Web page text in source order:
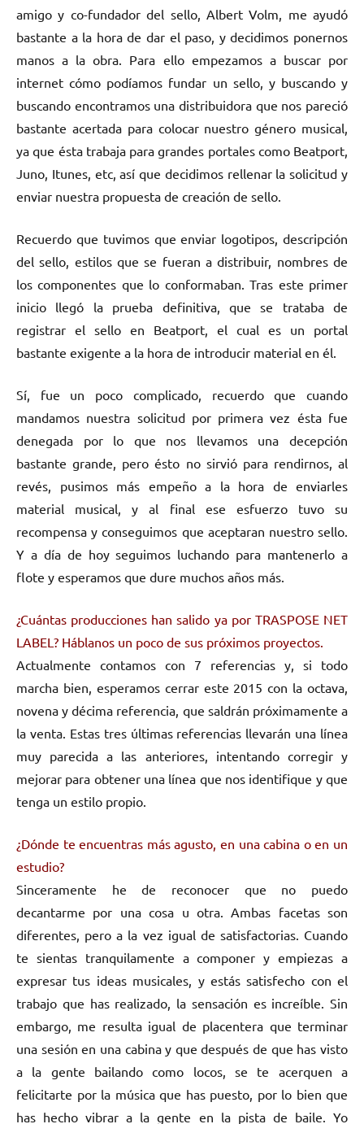
amigo y co-fundador del sello, Albert Volm, me ayudó
bastante a la hora de dar el paso, y decidimos ponernos
manos a la obra. Para ello empezamos a buscar por
internet cómo podíamos fundar un sello, y buscando y
buscando encontramos una distribuidora que nos pareció
bastante acertada para colocar nuestro género musical,
ya que ésta trabaja para grandes portales como Beatport,
Juno, Itunes, etc, así que decidimos rellenar la solicitud y
enviar nuestra propuesta de creación de sello.
Recuerdo que tuvimos que enviar logotipos, descripción
del sello, estilos que se fueran a distribuir, nombres de
los componentes que lo conformaban. Tras este primer
inicio llegó la prueba definitiva, que se trataba de
registrar el sello en Beatport, el cual es un portal
bastante exigente a la hora de introducir material en él.
Sí, fue un poco complicado, recuerdo que cuando
mandamos nuestra solicitud por primera vez ésta fue
denegada por lo que nos llevamos una decepción
bastante grande, pero ésto no sirvió para rendirnos, al
revés, pusimos más empeño a la hora de enviarles
material musical, y al final ese esfuerzo tuvo su
recompensa y conseguimos que aceptaran nuestro sello.
Y a día de hoy seguimos luchando para mantenerlo a
flote y esperamos que dure muchos años más.
¿Cuántas producciones han salido ya por TRASPOSE NET
LABEL? Háblanos un poco de sus próximos proyectos.
Actualmente contamos con 7 referencias y, si todo
marcha bien, esperamos cerrar este 2015 con la octava,
novena y décima referencia, que saldrán próximamente a
la venta. Estas tres últimas referencias llevarán una línea
muy parecida a las anteriores, intentando corregir y
mejorar para obtener una línea que nos identifique y que
tenga un estilo propio.
¿Dónde te encuentras más agusto, en una cabina o en un
estudio?
Sinceramente he de reconocer que no puedo
decantarme por una cosa u otra. Ambas facetas son
diferentes, pero a la vez igual de satisfactorias. Cuando
te sientas tranquilamente a componer y empiezas a
expresar tus ideas musicales, y estás satisfecho con el
trabajo que has realizado, la sensación es increíble. Sin
embargo, me resulta igual de placentera que terminar
una sesión en una cabina y que después de que has visto
a la gente bailando como locos, se te acerquen a
felicitarte por la música que has puesto, por lo bien que
has hecho vibrar a la gente en la pista de baile. Yo